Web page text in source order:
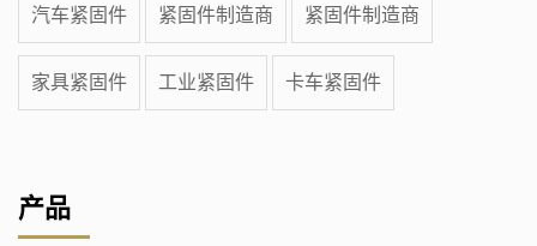
汽车紧固件 紧固件制造商 紧固件制造商
家具紧固件 工业紧固件 卡车紧固件
产品